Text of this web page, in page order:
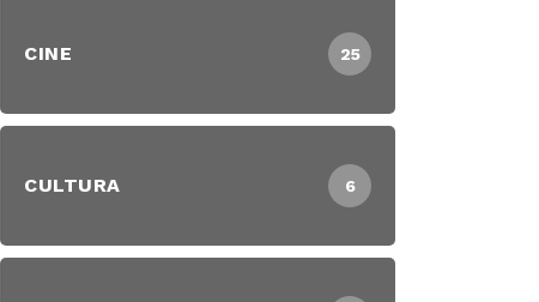
CINE 25
CULTURA 6